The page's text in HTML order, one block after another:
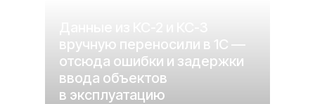
вручную переносили в 1С —
отсюда ошибки и задержки
ввода объектов
в эксплуатацию